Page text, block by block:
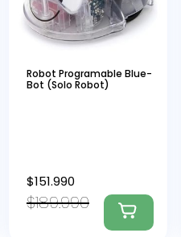
Robot Programable Blue-
Bot (Solo Robot)
$189.990
$151.990